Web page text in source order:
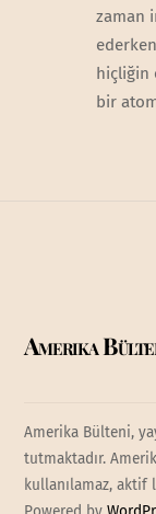
zaman
hiçliğin
bir
Amerika
Amerika Bülteni,
tutmaktadır.
kullanılamaz, aktif